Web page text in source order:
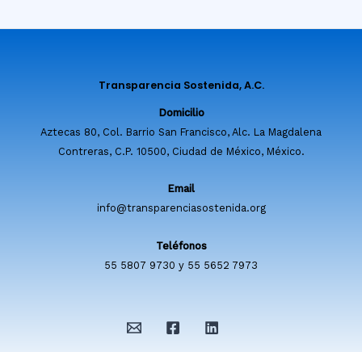
Transparencia Sostenida, A.C.
Domicilio
Aztecas 80, Col. Barrio San Francisco, Alc. La Magdalena
Contreras, C.P. 10500, Ciudad de México, México.
Email
info@transparenciasostenida.org
Teléfonos
55 5807 9730 y 55 5652 7973